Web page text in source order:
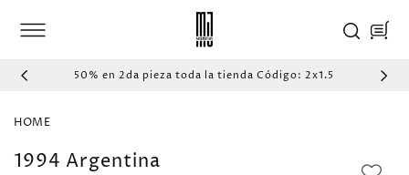
AL CONTENIDO
Carrito
50% en 2da pieza toda la tienda Código: 2x1.5
HOME
1994 Argentina